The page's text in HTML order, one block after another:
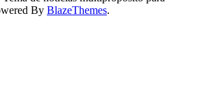
By BlazeThemes.